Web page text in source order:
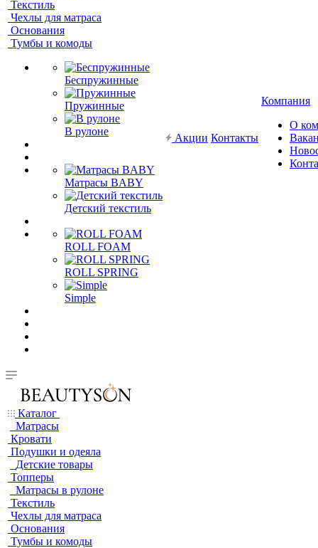
Текстиль
Чехлы для матраса
Основания
Тумбы и комоды
Беспружинные
Пружинные
В рулоне
Матрасы BABY
Детский текстиль
ROLL FOAM
ROLL SPRING
Simple
Акции Контакты
Компания
О
Каталог
Матрасы
Кровати
Подушки и одеяла
Детские товары
Топперы
Матрасы в рулоне
Текстиль
Чехлы для матраса
Основания
Тумбы и комоды